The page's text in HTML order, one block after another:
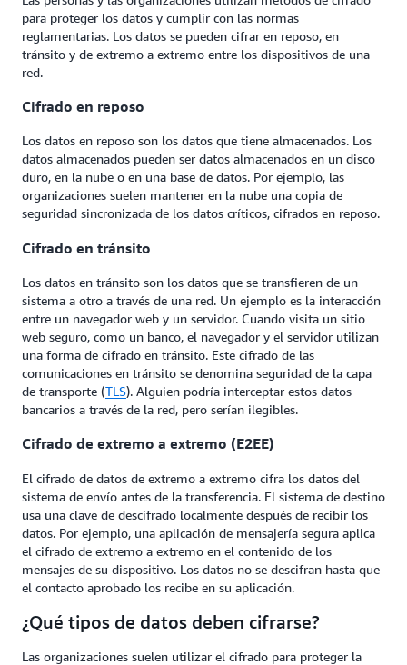
para proteger los datos y cumplir con las normas
reglamentarias. Los datos se pueden cifrar en reposo, en
tránsito y de extremo a extremo entre los dispositivos de una
red.
Cifrado en reposo
Los datos en reposo son los datos que tiene almacenados. Los
datos almacenados pueden ser datos almacenados en un disco
duro, en la nube o en una base de datos. Por ejemplo, las
organizaciones suelen mantener en la nube una copia de
seguridad sincronizada de los datos críticos, cifrados en reposo.
Cifrado en tránsito
Los datos en tránsito son los datos que se transfieren de un
sistema a otro a través de una red. Un ejemplo es la interacción
entre un navegador web y un servidor. Cuando visita un sitio
web seguro, como un banco, el navegador y el servidor utilizan
una forma de cifrado en tránsito. Este cifrado de las
comunicaciones en tránsito se denomina seguridad de la capa
de transporte (TLS). Alguien podría interceptar estos datos
bancarios a través de la red, pero serían ilegibles.
Cifrado de extremo a extremo (E2EE)
El cifrado de datos de extremo a extremo cifra los datos del
sistema de envío antes de la transferencia. El sistema de destino
usa una clave de descifrado localmente después de recibir los
datos. Por ejemplo, una aplicación de mensajería segura aplica
el cifrado de extremo a extremo en el contenido de los
mensajes de su dispositivo. Los datos no se descifran hasta que
el contacto aprobado los recibe en su aplicación.
¿Qué tipos de datos deben cifrarse?
Las organizaciones suelen utilizar el cifrado para proteger la